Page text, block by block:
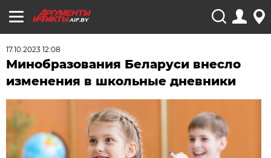
AIF.BY
17.10.2023 12:08
Минобразования Беларуси внесло
изменения в школьные дневники